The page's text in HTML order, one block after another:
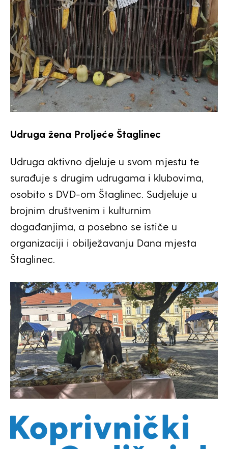
Udruga žena Proljeće Štaglinec
Udruga aktivno djeluje u svom mjestu te
surađuje s drugim udrugama i klubovima,
osobito s DVD-om Štaglinec. Sudjeluje u
brojnim društvenim i kulturnim
događanjima, a posebno se ističe u
organizaciji i obilježavanju Dana mjesta
Štaglinec.